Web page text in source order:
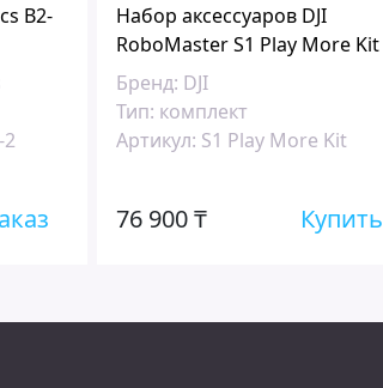
B2-
2
Набор аксессуаров DJI
RoboMaster S1 Play More Kit
Бренд: DJI
Тип: комплект
Артикул: S1 Play More Kit
76 900 ₸ Купить